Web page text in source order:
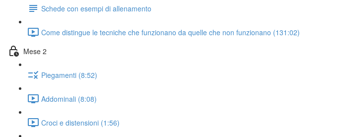
Schede con esempi di allenamento
Come distingue le tecniche che funzionano da quelle che non funzionano (131:02)
Mese 2
Piegamenti (8:52)
Addominali (8:08)
Croci e distensioni (1:56)